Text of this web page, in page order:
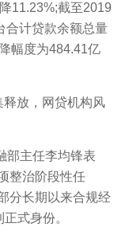
11.23%;截至2019
合计贷款余额总量
幅度为484.41亿
放，网贷机构风
主任李均锋表
整治阶段性任
分长期以来合规经
式身份。